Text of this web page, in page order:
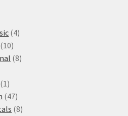
44
1010
produktů
88
1 1
produkt
4747
produktů
88